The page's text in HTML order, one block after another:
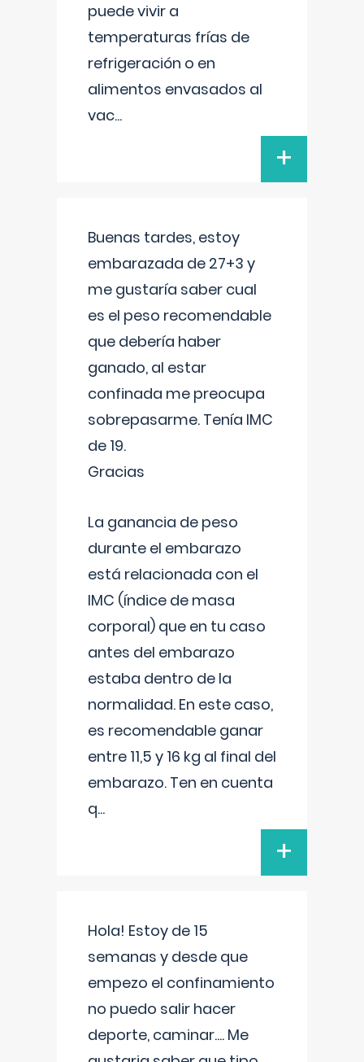
puede vivir a
temperaturas frías de
refrigeración o en
alimentos envasados al
vac...
+
Buenas tardes, estoy
embarazada de 27+3 y
me gustaría saber cual
es el peso recomendable
que debería haber
ganado, al estar
confinada me preocupa
sobrepasarme. Tenía IMC
de 19.
Gracias
La ganancia de peso
durante el embarazo
está relacionada con el
IMC (índice de masa
corporal) que en tu caso
antes del embarazo
estaba dentro de la
normalidad. En este caso,
es recomendable ganar
entre 11,5 y 16 kg al final del
embarazo. Ten en cuenta
q...
+
Hola! Estoy de 15
semanas y desde que
empezo el confinamiento
no puedo salir hacer
deporte, caminar.... Me